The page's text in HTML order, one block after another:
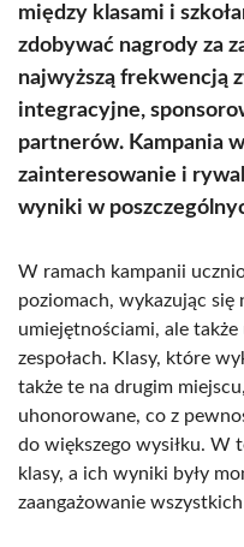
między klasami i
zdobywać nagrody za
najwyższą frekwencją
integracyjne,
partnerów. Kampania
zainteresowanie i
wyniki w
W ramach kampanii
poziomach, wykazując
umiejętnościami, ale
zespołach. Klasy, które
także te na drugim
uhonorowane, co z
do większego wysiłku. W
klasy, a ich wyniki były
zaangażowanie